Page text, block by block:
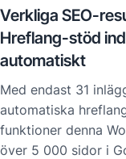
Verkliga SEO-
Hreflang-stöd
automatiskt
Med endast 31
automatiska
funktioner denna
över 5 000 sidor i